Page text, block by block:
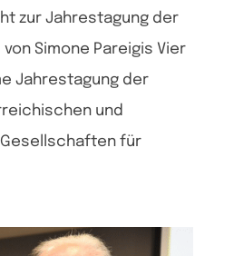
zur Jahrestagung der
von Simone Pareigis Vier
Jahrestagung der
und
für